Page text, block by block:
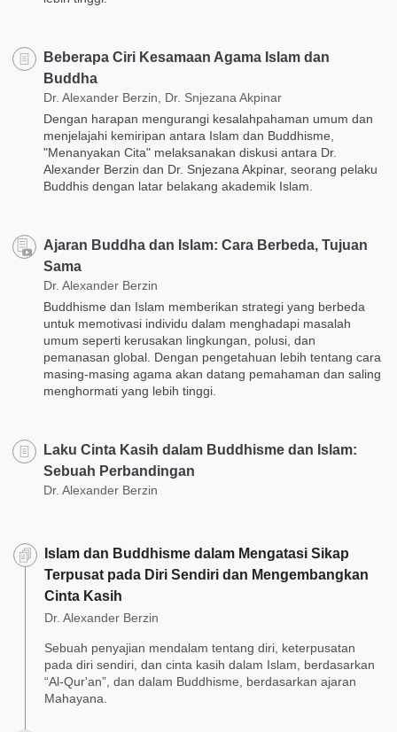
Beberapa Ciri Kesamaan Agama Islam dan
Buddha
Dr. Alexander Berzin, Dr. Snjezana Akpinar
Dengan harapan mengurangi kesalahpahaman umum dan
menjelajahi kemiripan antara Islam dan Buddhisme,
"Menanyakan Cita" melaksanakan diskusi antara Dr.
Alexander Berzin dan Dr. Snjezana Akpinar, seorang pelaku
Buddhis dengan latar belakang akademik Islam.
Ajaran Buddha dan Islam: Cara Berbeda, Tujuan
Sama
Dr. Alexander Berzin
Buddhisme dan Islam memberikan strategi yang berbeda
untuk memotivasi individu dalam menghadapi masalah
umum seperti kerusakan lingkungan, polusi, dan
pemanasan global. Dengan pengetahuan lebih tentang cara
masing-masing agama akan datang pemahaman dan saling
menghormati yang lebih tinggi.
Laku Cinta Kasih dalam Buddhisme dan Islam:
Sebuah Perbandingan
Dr. Alexander Berzin
Islam dan Buddhisme dalam Mengatasi Sikap
Terpusat pada Diri Sendiri dan Mengembangkan
Cinta Kasih
Dr. Alexander Berzin
Sebuah penyajian mendalam tentang diri, keterpusatan
pada diri sendiri, dan cinta kasih dalam Islam, berdasarkan
“Al-Qur'an”, dan dalam Buddhisme, berdasarkan ajaran
Mahayana.